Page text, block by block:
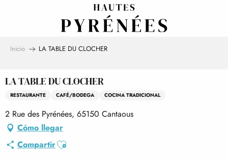
Inicio LA TABLE DU CLOCHER
LA TABLE DU CLOCHER
RESTAURANTE CAFÉ/BODEGA COCINA TRADICIONAL
2 Rue des Pyrénées, 65150 Cantaous
Cómo llegar
CompartirAjouter aux favoris